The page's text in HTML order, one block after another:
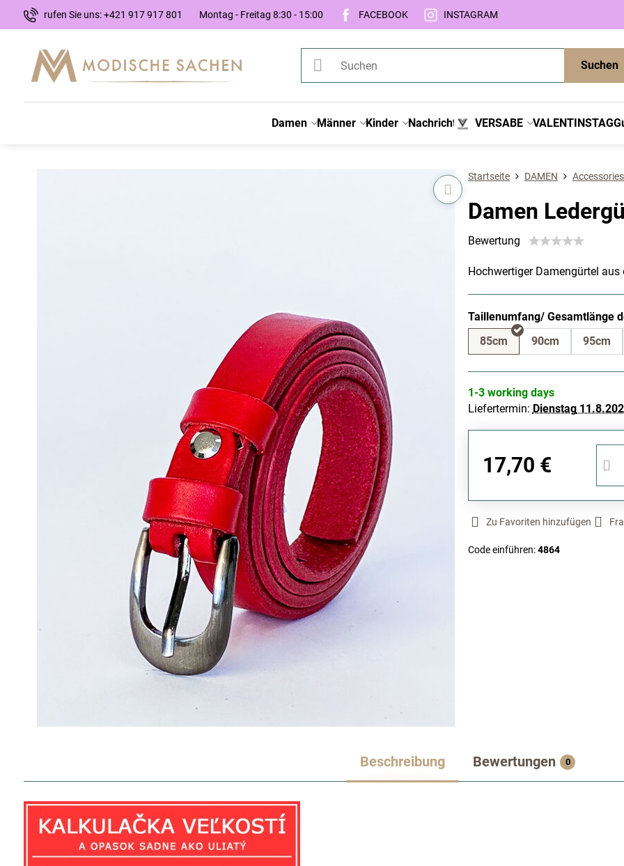
rufen Sie uns: +421 917 917 801 Montag - Freitag 8:30 - 15:00 FACEBOOK INSTAGRAM
Suchen
Damen Männer Kinder Nachricht VERSABE VALENTINSTAG
Startseite DAMEN Accessories
Damen
Bewertung
Hochwertiger Damengürtel
Taillenumfang/ Gesamtlänge
85cm
90cm 95cm
1-3 working days
Liefertermin: Dienstag
17,70 €
Zu Favoriten hinzufügen
Code einführen:4864
Beschreibung Bewertungen 0